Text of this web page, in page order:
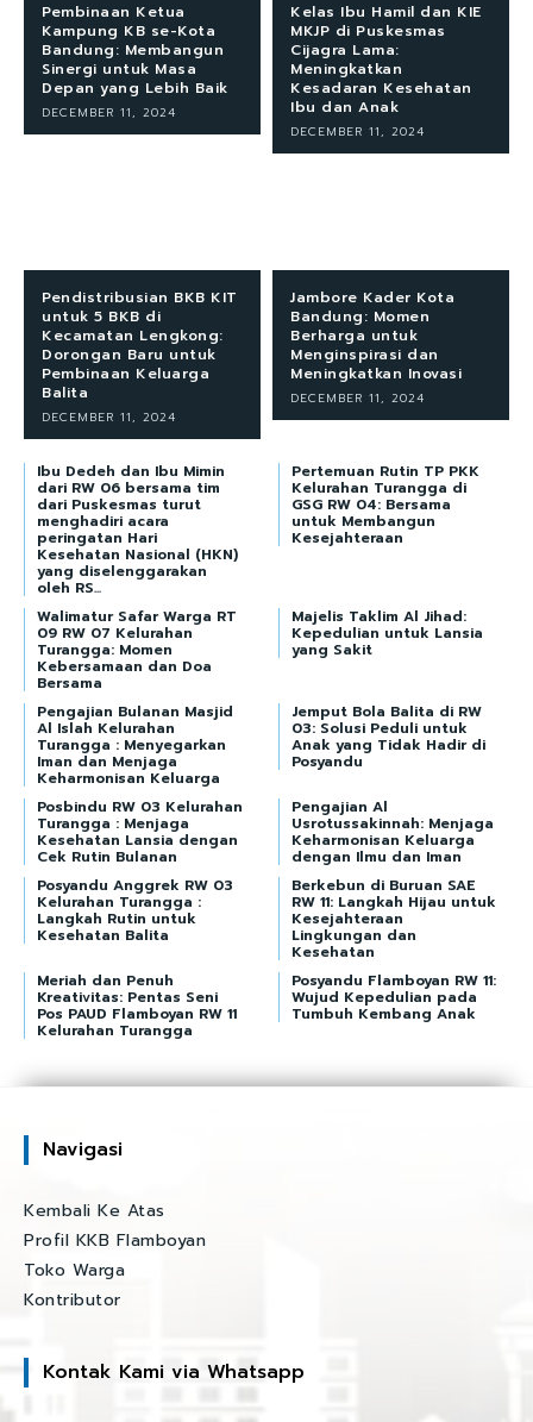
Pembinaan Ketua
Kampung KB se-Kota
Bandung: Membangun
Sinergi untuk Masa
Depan yang Lebih Baik
DECEMBER 11, 2024
Kelas Ibu Hamil dan KIE
MKJP di Puskesmas
Cijagra Lama:
Meningkatkan
Kesadaran Kesehatan
Ibu dan Anak
DECEMBER 11, 2024
Pendistribusian BKB KIT
untuk 5 BKB di
Kecamatan Lengkong:
Dorongan Baru untuk
Pembinaan Keluarga
Balita
DECEMBER 11, 2024
Jambore Kader Kota
Bandung: Momen
Berharga untuk
Menginspirasi dan
Meningkatkan Inovasi
DECEMBER 11, 2024
Ibu Dedeh dan Ibu Mimin
dari RW 06 bersama tim
dari Puskesmas turut
menghadiri acara
peringatan Hari
Kesehatan Nasional (HKN)
yang diselenggarakan
oleh RS...
Pertemuan Rutin TP PKK
Kelurahan Turangga di
GSG RW 04: Bersama
untuk Membangun
Kesejahteraan
Walimatur Safar Warga RT
09 RW 07 Kelurahan
Turangga: Momen
Kebersamaan dan Doa
Bersama
Majelis Taklim Al Jihad:
Kepedulian untuk Lansia
yang Sakit
Pengajian Bulanan Masjid
Al Islah Kelurahan
Turangga : Menyegarkan
Iman dan Menjaga
Keharmonisan Keluarga
Jemput Bola Balita di RW
03: Solusi Peduli untuk
Anak yang Tidak Hadir di
Posyandu
Posbindu RW 03 Kelurahan
Turangga : Menjaga
Kesehatan Lansia dengan
Cek Rutin Bulanan
Pengajian Al
Usrotussakinnah: Menjaga
Keharmonisan Keluarga
dengan Ilmu dan Iman
Posyandu Anggrek RW 03
Kelurahan Turangga :
Langkah Rutin untuk
Kesehatan Balita
Berkebun di Buruan SAE
RW 11: Langkah Hijau untuk
Kesejahteraan
Lingkungan dan
Kesehatan
Meriah dan Penuh
Kreativitas: Pentas Seni
Pos PAUD Flamboyan RW 11
Kelurahan Turangga
Posyandu Flamboyan RW 11:
Wujud Kepedulian pada
Tumbuh Kembang Anak
Navigasi
Kembali Ke Atas
Profil KKB Flamboyan
Toko Warga
Kontributor
Kontak Kami via Whatsapp